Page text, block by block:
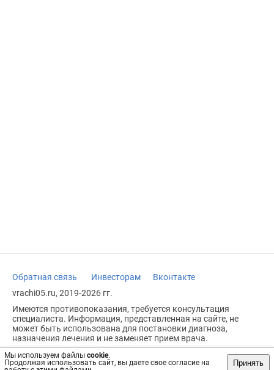
Мы используем файлы cookie.
Продолжая использовать сайт, вы даете свое согласие на
Принять
Обратная связь Инвесторам
Вконтакте
vrachi05.ru, 2019-2026 гг.
Имеются противопоказания, требуется консультация
специалиста. Информация, представленная на сайте, не
может быть использована для постановки диагноза,
назначения лечения и не заменяет прием врача.
Возрастное ограничение: 18+